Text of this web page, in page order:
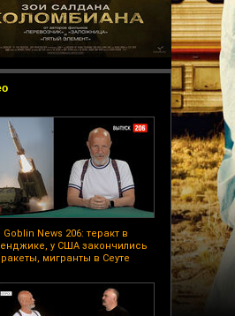
Goblin News 206: теракт в
у США закончились
ракеты, мигранты в Сеуте